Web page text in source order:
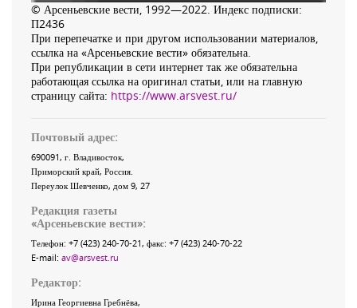
© Арсеньевские вести, 1992—2022. Индекс подписки:
П2436
При перепечатке и при другом использовании материалов,
ссылка на «Арсеньевские вести» обязательна.
При републикации в сети интернет так же обязательна
работающая ссылка на оригинал статьи, или на главную
страницу сайта: https://www.arsvest.ru/
Почтовый адрес:
690091, г. Владивосток,
Приморский край, Россия
Переулок Шевченко, дом 9, 27
Редакция газеты
«Арсеньевские вести»:
Телефон: +7 (423) 240-70-21, факс: +7 (423) 240-70-22
E-mail: av@arsvest.ru
Редактор:
Ирина Георгиевна Гребнёва,